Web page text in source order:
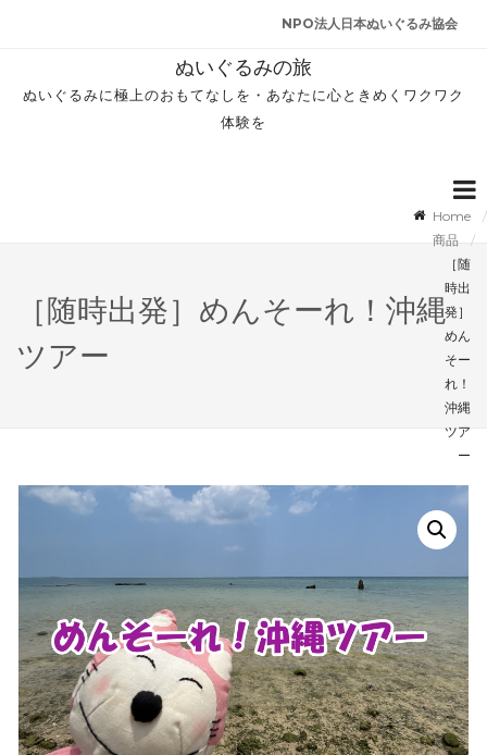
NPO法人日本ぬいぐるみ協会
ぬいぐるみの旅
ぬいぐるみに極上のおもてなしを・あなたに心ときめくワクワク
体験を
［随時出発］めんそーれ！沖縄
ツアー
Home
商品
［随
時出
発］
めん
そー
れ！
沖縄
ツア
ー